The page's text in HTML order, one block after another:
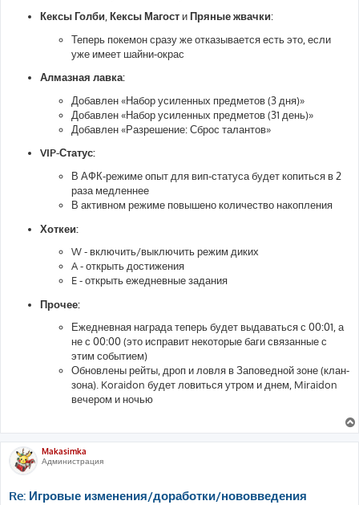
Кексы Голби,Кексы Магост иПряные жвачки:
Теперь покемон сразу же отказывается есть это, если
уже имеет шайни-окрас
Алмазная лавка:
Добавлен «Набор усиленных предметов (3 дня)»
Добавлен «Набор усиленных предметов (31 день)»
Добавлен «Разрешение: Сброс талантов»
VIP-Статус:
В АФК-режиме опыт для вип-статуса будет копиться в 2
раза медленнее
В активном режиме повышено количество накопления
Хоткеи:
W - включить/выключить режим диких
A - открыть достижения
E - открыть ежедневные задания
Прочее:
Ежедневная награда теперь будет выдаваться с 00:01, а
не с 00:00 (это исправит некоторые баги связанные с
этим событием)
Обновлены рейты, дроп и ловля в Заповедной зоне (клан-
зона). Koraidon будет ловиться утром и днем, Miraidon
вечером и ночью
Makasimka
Администрация
Re: Игровые изменения/доработки/нововведения